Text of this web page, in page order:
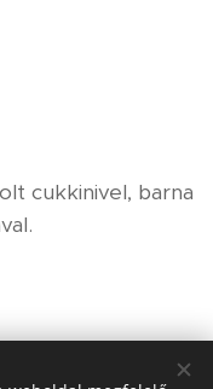
cukkinivel, barna